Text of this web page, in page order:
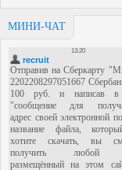
МИНИ-ЧАТ